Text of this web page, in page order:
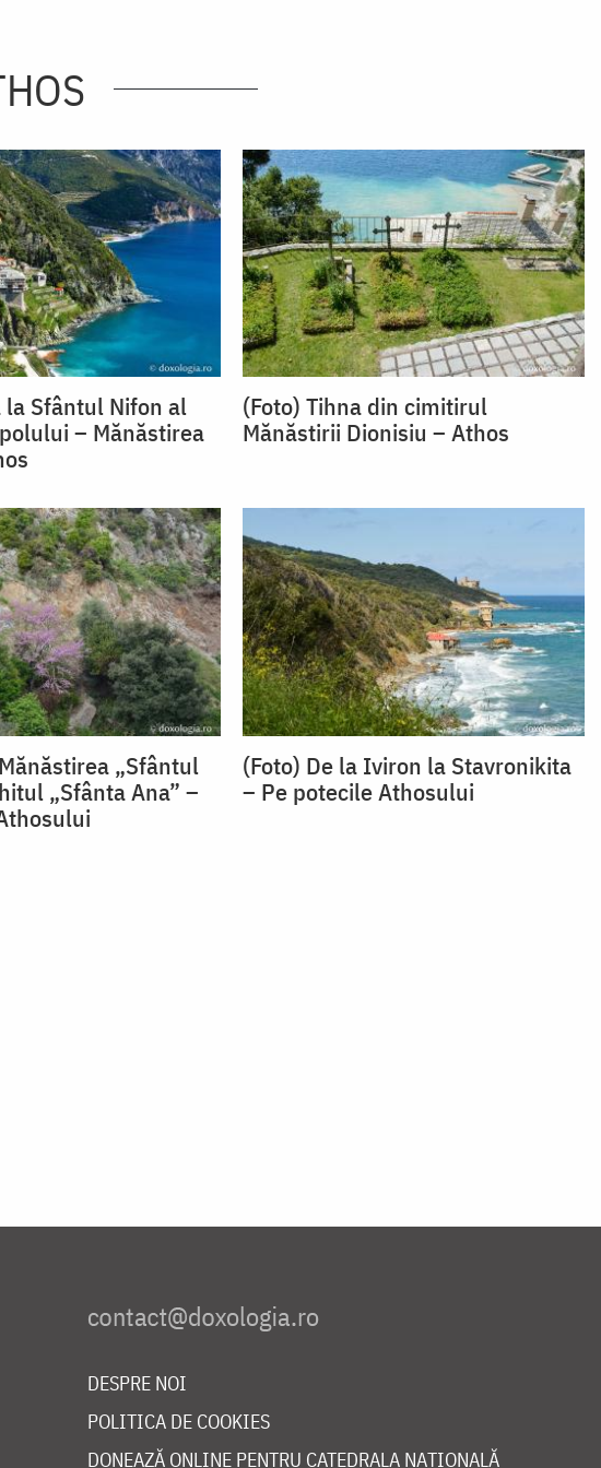
la Sfântul Nifon al
– Mănăstirea
(Foto) Tihna din cimitirul
Mănăstirii Dionisiu – Athos
„Sfântul
„Sfânta Ana” –
(Foto) De la Iviron la Stavronikita
– Pe potecile Athosului
DESPRE NOI
POLITICA DE COOKIES
DONEAZĂ ONLINE PENTRU CATEDRALA NAȚIONALĂ